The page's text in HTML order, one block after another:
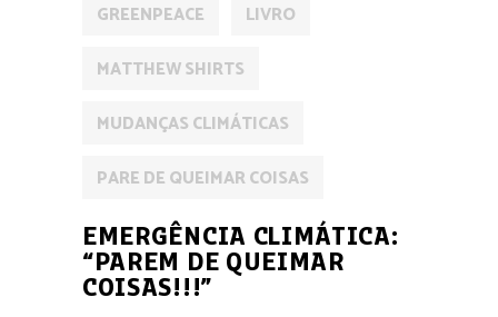
GREENPEACE
LIVRO
MATTHEW SHIRTS
MUDANÇAS CLIMÁTICAS
PARE DE QUEIMAR COISAS
EMERGÊNCIA CLIMÁTICA:
“PAREM DE QUEIMAR
COISAS!!!”